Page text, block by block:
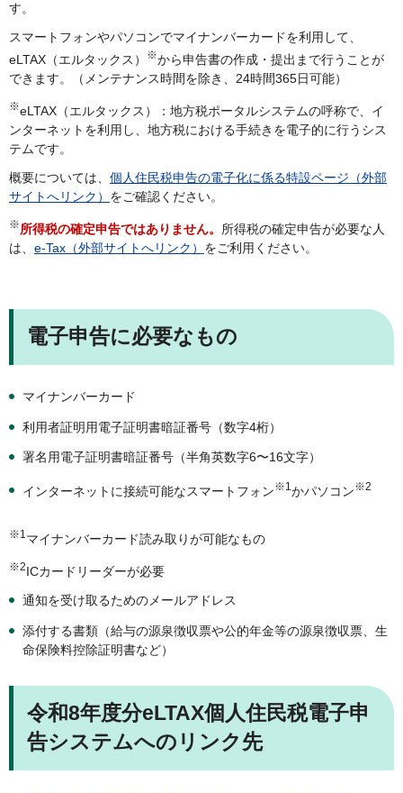
す。
スマートフォンやパソコンでマイナンバーカードを利用して、
eLTAX（エルタックス）
※から申告書の作成・提出まで行うことが
できます。（メンテナンス時間を除き、24時間365日可能）
※eLTAX（エルタックス）：地方税ポータルシステムの呼称で、イ
ンターネットを利用し、地方税における手続きを電子的に行うシス
テムです。
概要については、 個人住民税申告の電子化に係る特設ページ（外部
サイトへリンク） をご確認ください。
※所得税の確定申告ではありません。 所得税の確定申告が必要な人
は、 e-Tax（外部サイトへリンク） をご利用ください。
電子申告に必要なもの
マイナンバーカード
利用者証明用電子証明書暗証番号（数字4桁）
署名用電子証明書暗証番号（半角英数字6〜16文字）
インターネットに接続可能なスマートフォン※1 かパソコン※2
※1 マイナンバーカード読み取りが可能なもの
※2ICカードリーダーが必要
通知を受け取るためのメールアドレス
添付する書類（給与の源泉徴収票や公的年金等の源泉徴収票、生
命保険料控除証明書など）
令和8年度分eLTAX個人住民税電子申
告システムへのリンク先